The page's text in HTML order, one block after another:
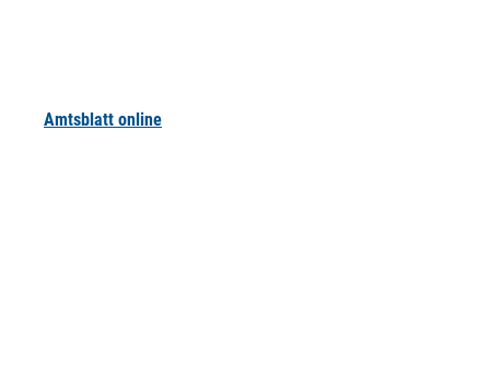
Amtsblatt online